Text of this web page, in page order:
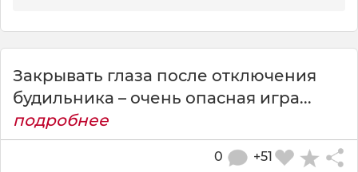
Закрывать глаза после отключения
будильника – очень опасная игра...
подробнее
+51
0